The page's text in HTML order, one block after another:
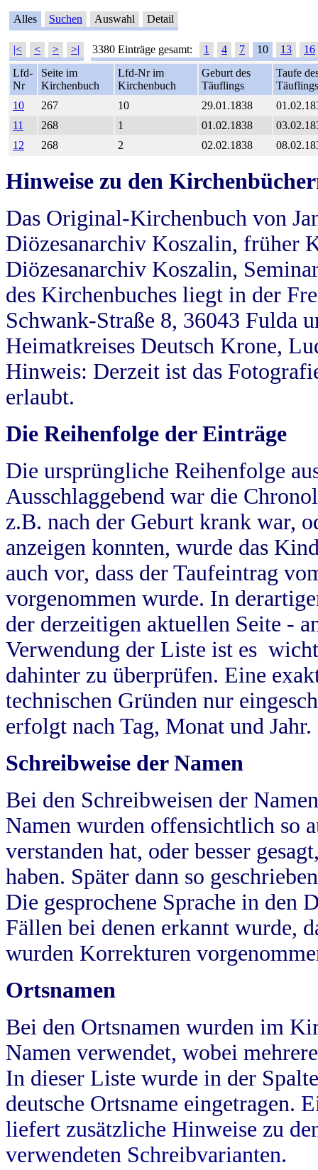
Alles Suchen Auswahl Detail
|< < > >| 3380 Einträge gesamt: 1 4 7 10 13
16
Lfd-
Nr
Seite im
Kirchenbuch
Lfd-Nr im
Kirchenbuch
Geburt des
Täuflings
Taufe
Täuflings
10
267 10 29.01.1838
11
268 1 01.02.1838
12
268 2 02.02.1838
Hinweise zu den
Das Original-Kirchenbuch von
Diözesanarchiv Koszalin, früher
Diözesanarchiv Koszalin,
des Kirchenbuches liegt in der
Schwank-Straße 8, 36043 Fulda
Heimatkreises Deutsch Krone,
Hinweis: Derzeit ist das
erlaubt.
Die Reihenfolge der Einträge
Die ursprüngliche Reihenfolge
Ausschlaggebend war die
z.B. nach der Geburt krank war,
anzeigen konnten, wurde das
auch vor, dass der Taufeintrag
vorgenommen wurde. In
der derzeitigen aktuellen Seite -
Verwendung der Liste ist es
dahinter zu überprüfen. Eine
technischen Gründen nur
erfolgt nach Tag, Monat und Jahr.
Schreibweise der Namen
Bei den Schreibweisen der
Namen wurden offensichtlich so
verstanden hat, oder besser
haben. Später dann so
Die gesprochene Sprache in
Fällen bei denen erkannt wurde,
wurden Korrekturen
Ortsnamen
Bei den Ortsnamen wurden im
Namen verwendet, wobei
In dieser Liste wurde in der
deutsche Ortsname eingetragen.
liefert zusätzliche Hinweise zu
verwendeten Schreibvarianten.